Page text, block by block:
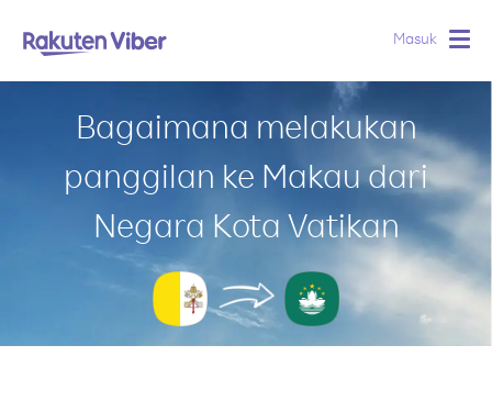
Masuk
Bagaimana melakukan
panggilan ke Makau dari
Negara Kota Vatikan